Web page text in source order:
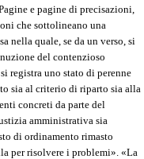
e pagine di precisazioni,
che sottolineano una
nella quale, se da un verso, si
del contenzioso
registra uno stato di perenne
sia al criterio di riparto sia alla
concreti da parte del
amministrativa sia
di ordinamento rimasto
per risolvere i problemi». «La